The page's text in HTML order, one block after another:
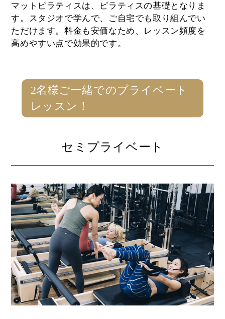
マットピラティスは、ピラティスの基礎となりま
す。スタジオで学んで、ご自宅でも取り組んでい
ただけます。料金も安価なため、レッスン頻度を
高めやすい点で効果的です。
2名様ご一緒でのプライベート
レッスン！
セミプライベート